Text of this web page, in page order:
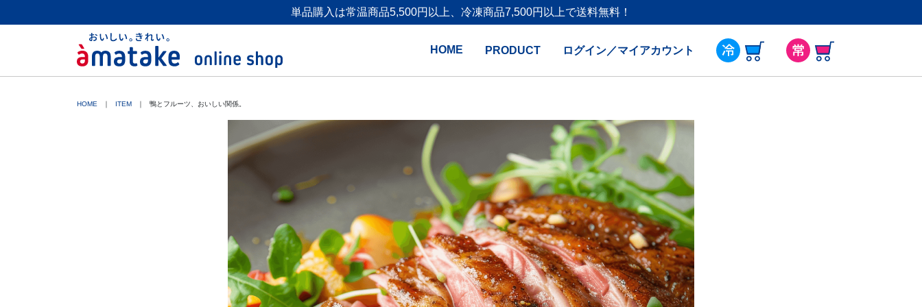
単品購入は常温商品5,500円以上、冷凍商品7,500円以上で送料無料！
HOME PRODUCT ログイン／マイアカウント
HOME ITEM 鴨とフルーツ、おいしい関係。